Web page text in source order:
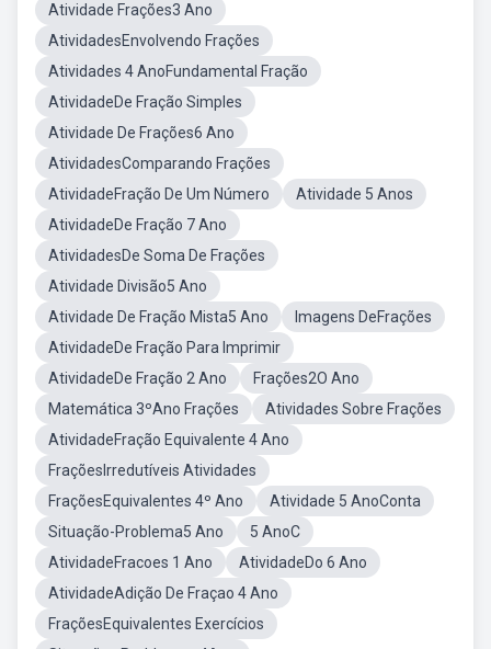
Atividade Frações3 Ano
AtividadesEnvolvendo Frações
Atividades 4 AnoFundamental Fração
AtividadeDe Fração Simples
Atividade De Frações6 Ano
AtividadesComparando Frações
AtividadeFração De Um Número
Atividade 5 Anos
AtividadeDe Fração 7 Ano
AtividadesDe Soma De Frações
Atividade Divisão5 Ano
Atividade De Fração Mista5 Ano
Imagens DeFrações
AtividadeDe Fração Para Imprimir
AtividadeDe Fração 2 Ano
Frações2O Ano
Matemática 3ºAno Frações
Atividades Sobre Frações
AtividadeFração Equivalente 4 Ano
FraçõesIrredutíveis Atividades
FraçõesEquivalentes 4º Ano
Atividade 5 AnoConta
Situação-Problema5 Ano
5 AnoC
AtividadeFracoes 1 Ano
AtividadeDo 6 Ano
AtividadeAdição De Fraçao 4 Ano
FraçõesEquivalentes Exercícios